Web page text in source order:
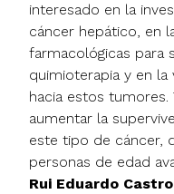
interesado en la
cáncer hepático, en
farmacológicas para
quimioterapia y en
hacia estos
aumentar la
este tipo de cáncer,
personas de edad
Rui Eduardo Castro